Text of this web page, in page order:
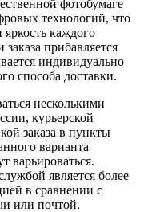
фотобумаге
технологий, что
яркость каждого
прибавляется
индивидуально
способа доставки.
несколькими
курьерской
заказа в пункты
варианта
варьироваться.
является более
в сравнении с
или почтой.